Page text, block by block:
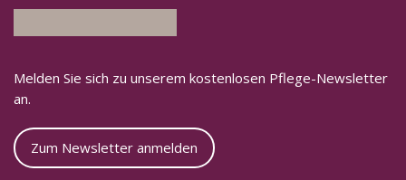
Melden Sie sich zu unserem kostenlosen Pflege-Newsletter
an.
Zum Newsletter anmelden